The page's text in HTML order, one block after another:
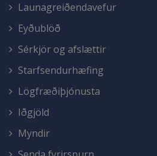
Launagreiðendavefur
Eyðublöð
Sérkjör og afslættir
Starfsendurhæfing
Lögfræðiþjónusta
Iðgjöld
Myndir